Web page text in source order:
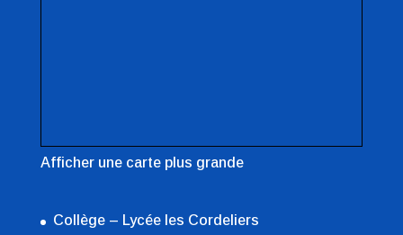
Afficher une carte plus grande
Collège – Lycée les Cordeliers